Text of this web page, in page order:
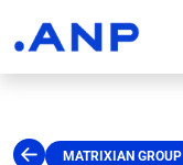
MATRIXIAN GROUP